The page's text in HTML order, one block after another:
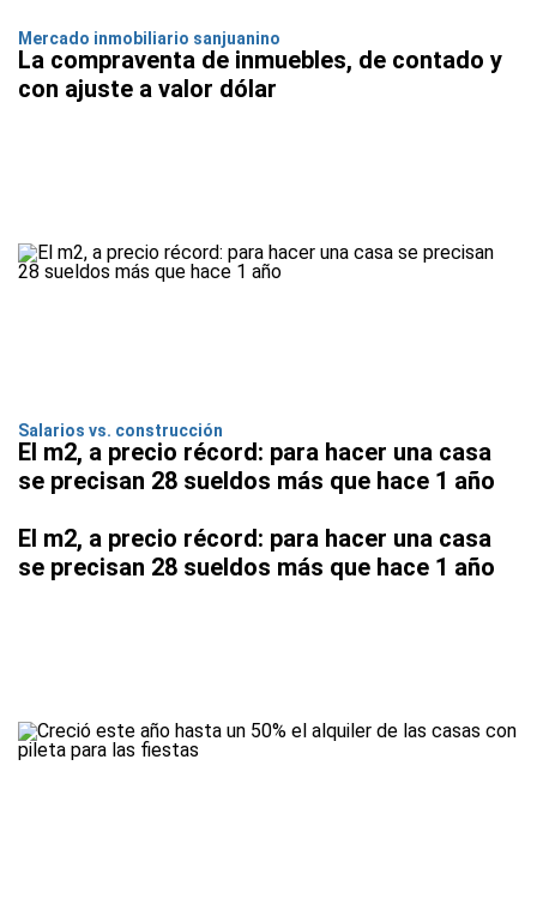
Mercado inmobiliario sanjuanino
La compraventa de inmuebles, de contado y
con ajuste a valor dólar
Salarios vs. construcción
El m2, a precio récord: para hacer una casa
se precisan 28 sueldos más que hace 1 año
El m2, a precio récord: para hacer una casa
se precisan 28 sueldos más que hace 1 año